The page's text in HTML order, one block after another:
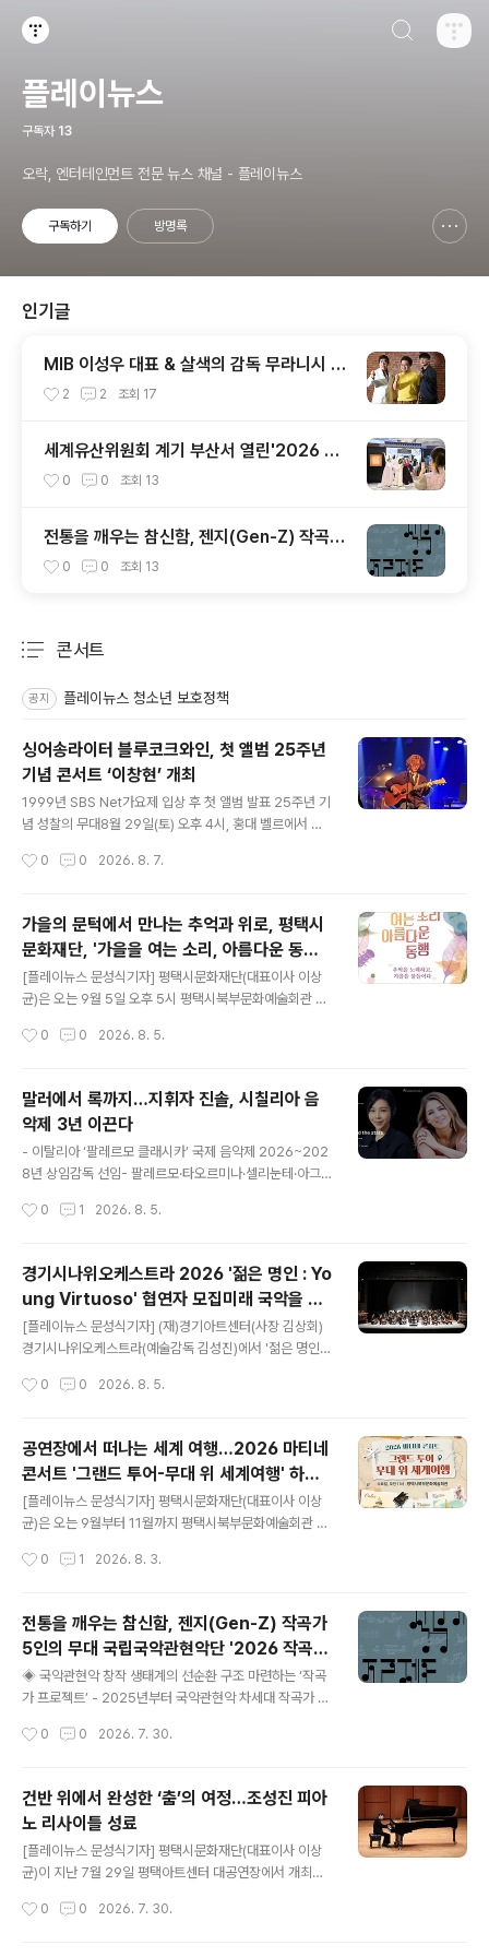
플레이뉴스
구독자 13
오락, 엔터테인먼트 전문 뉴스 채널 - 플레이뉴스
구독하기 방명록
인기글
MIB 이성우 대표 & 살색의 감독 무라니시 인
터뷰
2 2 조회 17
세계유산위원회 계기 부산서 열린'2026 찾
아가는 한복상점', 역대 최고 판매 성과
0 0 조회 13
전통을 깨우는 참신함, 젠지(Gen-Z) 작곡가
5인의 무대 국립국악관현악단 '2026 작곡
0 0 조회 13
콘서트
공지 플레이뉴스 청소년 보호정책
싱어송라이터 블루코크와인, 첫 앨범 25주년
기념 콘서트 ‘이창현’ 개최
1999년 SBS Net가요제 입상 후 첫 앨범 발표 25주년 기
념 성찰의 무대8월 29일(토) 오후 4시, 홍대 벨르에서 개
는 무대… 선착순 ‘2+1 티켓 이벤트’ 등 다채로운 구성 [플
범 발매 25주년을 맞아 오는 8월 29일(토) 오후 4시, 홍대
벨르에서 기념 단독 콘서트 ‘이창현’을 개최한다. 블루코크
와인은 1999년 SBS Net가요제에서 2위로 입상하며 본
격적인 음악 활동의 포문을 열었다. 이후 홍대 인디밴드 ‘W
ELL’로 첫 앨범 《Good Movie》를 발표한 이래, 올해로
의 음악적 길을 묵묵히 걸어온 그는 이번 무대를..
0 0 2026. 8. 7.
가을의 문턱에서 만나는 추억과 위로, 평택시
문화재단, '가을을 여는 소리, 아름다운 동행'
개최
[플레이뉴스 문성식기자] 평택시문화재단(대표이사 이상
균)은 오는 9월 5일 오후 5시 평택시북부문화예술회관 소
감성콘서트 '가을을 여는 소리, 아름다운 동행'을 개최한다
유 기회를 제공하고, 음악을 통해 세대 간 공감과 소통의 장
을 마련하기 위해 기획됐다. 포크와 레트로 음악을 중심으
로 오랫동안 사랑받아 온 명곡들을 라이브로 선보이며 가
을의 시작을 알리는 무대로 관객들을 만날 예정이다. ‘가을
이 아름다운 이유는 함께하는 사람이 있기 때문이다’라는
시민들에게 휴식과 위로를 전하는 무대로 꾸며진다. 세대
0 0 2026. 8. 5.
말러에서 록까지…지휘자 진솔, 시칠리아 음
악제 3년 이끈다
- 이탈리아 ‘팔레르모 클래시카’ 국제 음악제 2026~202
8년 상임감독 선임- 팔레르모·타오르미나·셀리눈테·아그
자] 지휘자 진솔이 이탈리아 시칠리아의 국제 음악제 ‘팔레
정통 교향악부터 영화음악과 록음악까지, 다양한 음악을
클래식의 어법으로 재해석하며 장르의 경계를 넘나드는 무
대를 선보일 예정이다. 팔레르모 클래시카는 진솔을 2026
년부터 2028년까지 임기의 삼임감독으로 선임했다고 밝
혔다. 음악제 측은 “대규모 교향악 레퍼토리에 대한 깊은
력”을 선임 배경으로 꼽았다. 최근 3년간 이어진 객원 지휘
0 1 2026. 8. 5.
경기시나위오케스트라 2026 '젊은 명인 : Yo
ung Virtuoso' 협연자 모집미래 국악을 이
끌 차세대 연주자 모집 … 8월19일부터 21일
까지 접수
[플레이뉴스 문성식기자] (재)경기아트센터(사장 김상회)
경기시나위오케스트라(예술감독 김성진)에서 '젊은 명인 :
은 명인 : Young Virtuoso'는 젊은 연주자들에게 국악관
기획공연이다. 지원 자격은 1986년 1월 1일 이후 출생자
로 국악관현악 협연이 가능한 사람이며, 협연자는 1차 서류
및 영상 심사와 2차 실기 심사를 통해 최종 선발한다. 접수
는 2026년 8월 19일(수)부터 8월 21일(금) 오후6시까지
경기아트센터 채용 홈페이지를 통해 온라인으로 진행된다.
o' 공연 출연과 함께 소정의 협연료와..
0 0 2026. 8. 5.
공연장에서 떠나는 세계 여행…2026 마티네
콘서트 '그랜드 투어-무대 위 세계여행' 하반
기 시즌 패키지 오픈
[플레이뉴스 문성식기자] 평택시문화재단(대표이사 이상
균)은 오는 9월부터 11월까지 평택시북부문화예술회관 소
세계여행' 하반기 시즌을 재개한다고 밝혔다. 공연과 해설,
는 이번 시즌은 8월까지 한정 판매되는 시즌 패키지를 통
해 50% 할인 혜택으로 만나볼 수 있다. 마티네 콘서트는
하루를 문화생활로 시작하고자 하는 이들을 대상으로 기획
한 60분 내외의 가벼운 클래식 콘서트이다. 올해는 여행으
로 각국의 문화와 음악을 경험하며 견문을 높이는 유럽식
제에 맞게 회차마다 다른 나라를 선정해, 전문 해설과 함께
0 1 2026. 8. 3.
전통을 깨우는 참신함, 젠지(Gen-Z) 작곡가
5인의 무대 국립국악관현악단 '2026 작곡가
프로젝트'
◈ 국악관현악 창작 생태계의 선순환 구조 마련하는 ‘작곡
가 프로젝트’ - 2025년부터 국악관현악 차세대 작곡가 발
을 위한 내부 중간 평가 도입, 만 25세부터 31세까지 최종
주작곡가 손다혜·홍민웅도 멘토 참여 ◈ 2030 작곡가들
의 패기와 독창성이 돋보이는 국악관현악 신작 초연 - 한국
설화·전통 소재부터 지하철역 풍경까지 다채로운 소재 활
용 - 5인 5색 작곡가의 개성이 드러나는 10분 내외의 국악
장-국립국악관현악단 '2026 작곡가 프로젝트'일시2..
0 0 2026. 7. 30.
건반 위에서 완성한 ‘춤’의 여정…조성진 피아
노 리사이틀 성료
[플레이뉴스 문성식기자] 평택시문화재단(대표이사 이상
균)이 지난 7월 29일 평택아트센터 대공연장에서 개최한
황리에 마무리했다고 밝혔다. 이번 공연은 평택아트센터
0 0 2026. 7. 30.